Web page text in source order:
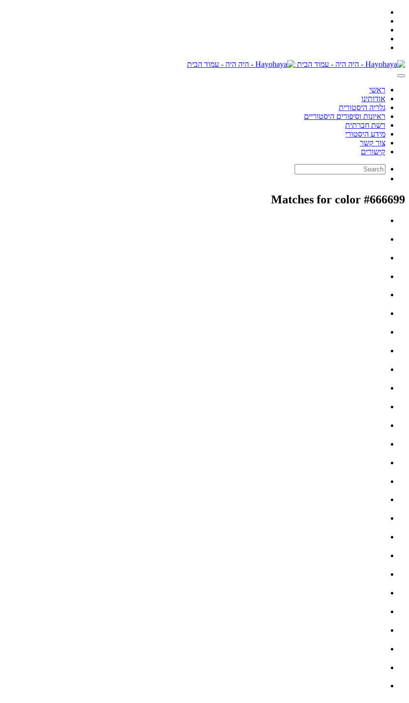
ראשי
אודותינו
גלריה היסטורית
ראיונות וסיפורים היסטוריים
רשת חברתית
מידע היסטורי
צור קשר
קישורים
Matches for color #666699